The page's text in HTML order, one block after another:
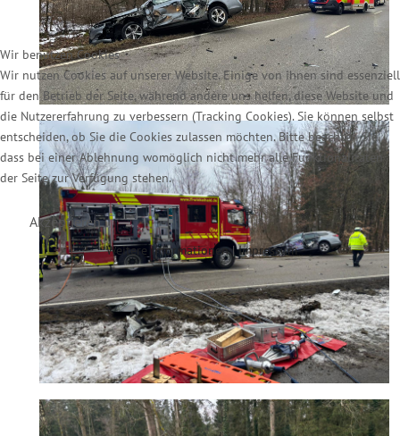
Wir benutzen Cookies
Wir nutzen Cookies auf unserer Website. Einige von ihnen sind essenziell
für den Betrieb der Seite, während andere uns helfen, diese Website und
die Nutzererfahrung zu verbessern (Tracking Cookies). Sie können selbst
entscheiden, ob Sie die Cookies zulassen möchten. Bitte beachten Sie,
dass bei einer Ablehnung womöglich nicht mehr alle Funktionalitäten
der Seite zur Verfügung stehen.
Akzeptieren
Weitere Informationen|Impressum